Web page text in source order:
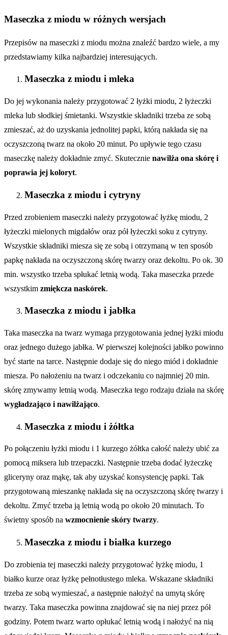
Maseczka z miodu w różnych wersjach
Przepisów na maseczki z miodu można znaleźć bardzo wiele, a my
przedstawiamy kilka najbardziej interesujących.
Maseczka z miodu i mleka
Do jej wykonania należy przygotować 2 łyżki miodu, 2 łyżeczki
mleka lub słodkiej śmietanki. Wszystkie składniki trzeba ze sobą
zmieszać, aż do uzyskania jednolitej papki, którą nakłada się na
oczyszczoną twarz na około 20 minut. Po upływie tego czasu
maseczkę należy dokładnie zmyć. Skutecznie nawilża ona skórę i
poprawia jej koloryt.
Maseczka z miodu i cytryny
Przed zrobieniem maseczki należy przygotować łyżkę miodu, 2
łyżeczki mielonych migdałów oraz pół łyżeczki soku z cytryny.
Wszystkie składniki miesza się ze sobą i otrzymaną w ten sposób
papkę nakłada na oczyszczoną skórę twarzy oraz dekoltu. Po ok. 30
min. wszystko trzeba spłukać letnią wodą. Taka maseczka przede
wszystkim zmiękcza naskórek.
Maseczka z miodu i jabłka
Taka maseczka na twarz wymaga przygotowania jednej łyżki miodu
oraz jednego dużego jabłka. W pierwszej kolejności jabłko powinno
być starte na tarce. Następnie dodaje się do niego miód i dokładnie
miesza. Po nałożeniu na twarz i odczekaniu co najmniej 20 min.
skórę zmywamy letnią wodą. Maseczka tego rodzaju działa na skórę
wygładzająco i nawilżająco.
Maseczka z miodu i żółtka
Po połączeniu łyżki miodu i 1 kurzego żółtka całość należy ubić za
pomocą miksera lub trzepaczki. Następnie trzeba dodać łyżeczkę
gliceryny oraz mąkę, tak aby uzyskać konsystencję papki. Tak
przygotowaną mieszankę nakłada się na oczyszczoną skórę twarzy i
dekoltu. Zmyć trzeba ją letnią wodą po około 20 minutach. To
świetny sposób na wzmocnienie skóry twarzy.
Maseczka z miodu i białka kurzego
Do zrobienia tej maseczki należy przygotować łyżkę miodu, 1
białko kurze oraz łyżkę pełnotłustego mleka. Wskazane składniki
trzeba ze sobą wymieszać, a następnie nałożyć na umytą skórę
twarzy. Taka maseczka powinna znajdować się na niej przez pół
godziny. Potem twarz warto opłukać letnią wodą i nałożyć na nią